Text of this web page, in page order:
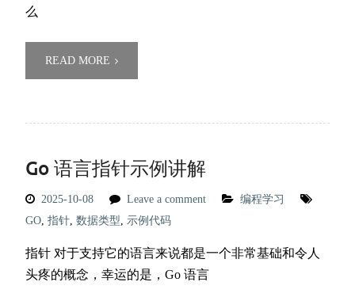
么
READ MORE
Go 语言指针示例讲解
2025-10-08 Leave a comment
编程学习
GO, 指针, 数据类型, 示例代码
指针 对于支持它的语言来说都是一个非常基础和令人
头疼的概念，幸运的是，Go 语言